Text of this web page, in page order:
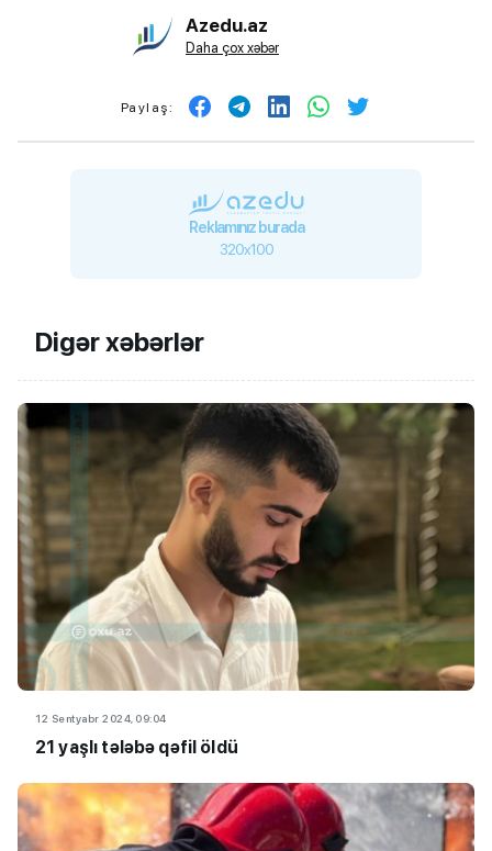
Azedu.az
Daha çox xəbər
Paylaş:
Reklamınız burada
320x100
Digər xəbərlər
12 Sentyabr 2024, 09:04
21 yaşlı tələbə qəfil öldü